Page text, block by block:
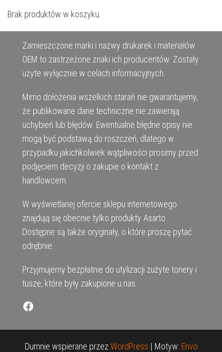
Brak produktów w koszyku.
Zamieszczone marki i nazwy drukarek i materiałów
OEM to zastrzeżone znaki ich producentów. Zostały
użyte wyłącznie w celach informacyjnych.
Mimo dołożenia wszelkich starań nie gwarantujemy,
że publikowane dane techniczne nie zawierają
uchybień lub błędów. Ewentualne błędne opisy nie
mogą być podstawą do roszczeń, dlatego w
przypadku jakichkolwiek wątpliwości prosimy przed
podjęciem decyzji o zakupie o kontakt z
handlowcem.
W wyświetlanej ofercie sklepu internetowego
znajdują się obecnie tylko produkty Asarto.
Dostępne są także oryginały, o które proszę pytać
odrębnie.
Przyjmujemy bezpłatnie do utylizacji zużyte tonery i
tusze, które były zakupione u nas.
Facebook
Dumnie wspierane przez WordPress | Motyw: Envo